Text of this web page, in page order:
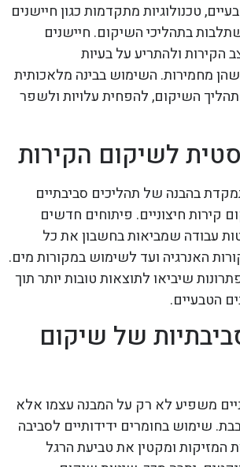
טכנולוגיות מתקדמות כגון חיישנים
בתהליכי השיקום. חיישנים
הקירות ולהתריע על בעיות
שהן מחמירות. השימוש בבינה מלאכותית
השיקום, להפחית עלויות ולשפר
לשיקום הקירות
בהבנה של תהליכים סביבתיים
חיצוניים. פיתוחים חדשים
עבודה שמביאות בחשבון את כל
האנרגיה ועד לשימוש במקורות מים.
שיביאו לתוצאות טובות יותר תוך
הטבעיים.
של שיקום
משפיע לא רק על המבנה עצמו אלא
שימוש בחומרים ידידותיים לסביבה
ומקטין את טביעת הרגל